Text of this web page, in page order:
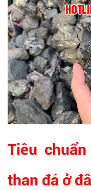
Tiêu
than đá ở